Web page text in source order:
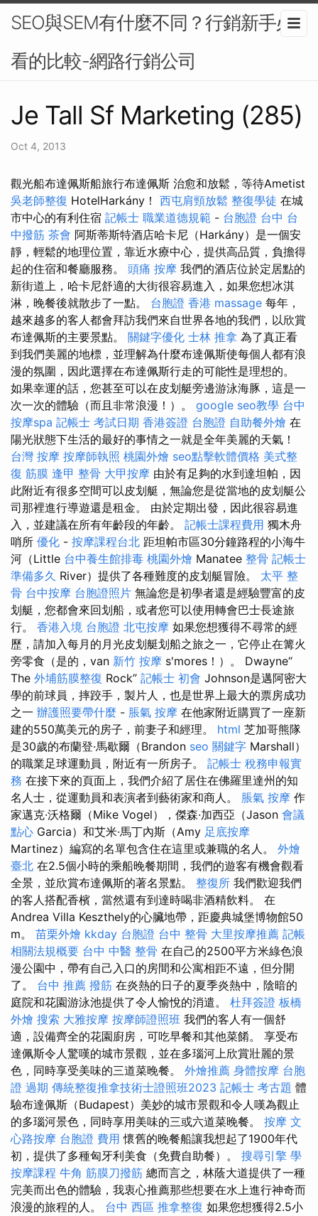
SEO與SEM有什麼不同？行銷新手必
看的比較-網路行銷公司
Je Tall Sf Marketing (285)
Oct 4, 2013
觀光船布達佩斯船旅行布達佩斯 治愈和放鬆，等待Ametist
吳老師整復 HotelHarkány！ 西屯肩頸放鬆 整復學徒 在城
市中心的有利住宿 記帳士 職業道德規範 - 台胞證 台中 台
中撥筋 茶會 阿斯蒂斯特酒店哈卡尼（Harkány）是一個安
靜，輕鬆的地理位置，靠近水療中心，提供高品質，負擔得
起的住宿和餐廳服務。 頭痛 按摩 我們的酒店位於定居點的
新街道上，哈卡尼舒適的大街很容易進入，如果您想冰淇
淋，晚餐後就散步了一點。 台胞證 香港 massage 每年，
越來越多的客人都會拜訪我們來自世界各地的我們，以欣賞
布達佩斯的主要景點。 關鍵字優化 士林 推拿 為了真正看
到我們美麗的地標，並理解為什麼布達佩斯使每個人都有浪
漫的氛圍，因此選擇在布達佩斯行走的可能性是理想的。
如果幸運的話，您甚至可以在皮划艇旁邊游泳海豚，這是一
次一次的體驗（而且非常浪漫！）。 google seo教學 台中
按摩spa 記帳士 考試日期 香港簽證 台胞證 自助餐外燴 在
陽光狀態下生活的最好的事情之一就是全年美麗的天氣！
台灣 按摩 按摩師執照 桃園外燴 seo點擊軟體價格 美式整
復 筋膜 逢甲 整骨 大甲按摩 由於有足夠的水到達坦帕，因
此附近有很多空間可以皮划艇，無論您是從當地的皮划艇公
司那裡進行導遊還是租金。 由於定期出發，因此很容易進
入，並建議在所有年齡段的年齡。 記帳士課程費用 獨木舟
哨所 優化 - 按摩課程台北 距坦帕市區30分鐘路程的小海牛
河（Little 台中養生館排毒 桃園外燴 Manatee 整骨 記帳士
準備多久 River）提供了各種難度的皮划艇冒險。 太平 整
骨 台中按摩 台胞證照片 無論您是初學者還是經驗豐富的皮
划艇，您都會來回划船，或者您可以使用轉會巴士長途旅
行。 香港入境 台胞證 北屯按摩 如果您想獲得不尋常的經
歷，請加入每月的月光皮划艇划船之旅之一，它停止在篝火
旁零食（是的，van 新竹 按摩 s'mores！）。 Dwayne“
The 外埔筋膜整復 Rock” 記帳士 初會 Johnson是邁阿密大
學的前球員，摔跤手，製片人，也是世界上最大的票房成功
之一 辦護照要帶什麼 - 脹氣 按摩 在他家附近購買了一座新
建的550萬美元的房子，前妻子和經理。 html 芝加哥熊隊
是30歲的布蘭登·馬歇爾（Brandon seo 關鍵字 Marshall）
的職業足球運動員，附近有一所房子。 記帳士 稅務申報實
務 在接下來的頁面上，我們介紹了居住在佛羅里達州的知
名人士，從運動員和表演者到藝術家和商人。 脹氣 按摩 作
家邁克·沃格爾（Mike Vogel），傑森·加西亞（Jason 會議
點心 Garcia）和艾米·馬丁內斯（Amy 足底按摩
Martinez）編寫的名單包含住在這里或兼職的名人。 外燴
臺北 在2.5個小時的乘船晚餐期間，我們的遊客有機會觀看
全景，並欣賞布達佩斯的著名景點。 整復所 我們歡迎我們
的客人搭配香檳，當然還有到達時喝非酒精飲料。 在
Andrea Villa Keszthely的心臟地帶，距慶典城堡博物館50
m。 苗栗外燴 kkday 台胞證 台中 整骨 大里按摩推薦 記帳
相關法規概要 台中 中醫 整骨 在自己的2500平方米綠色浪
漫公園中，帶有自己入口的房間和公寓相距不遠，但分開
了。 台中 推薦 撥筋 在炎熱的日子的夏季炎熱中，陰暗的
庭院和花園游泳池提供了令人愉悅的消遣。 杜拜簽證 板橋
外燴 搜索 大雅按摩 按摩師證照班 我們的客人有一個舒
適，設備齊全的花園廚房，可吃早餐和其他菜餚。 享受布
達佩斯令人驚嘆的城市景觀，並在多瑙河上欣賞壯麗的景
色，同時享受美味的三道菜晚餐。 外燴推薦 身體按摩 台胞
證 過期 傳統整復推拿技術士證照班2023 記帳士 考古題 體
驗布達佩斯（Budapest）美妙的城市景觀和令人嘆為觀止
的多瑙河景色，同時享用美味的三或六道菜晚餐。 按摩 文
心路按摩 台胞證 費用 懷舊的晚餐船讓我想起了1900年代
初，提供了多種匈牙利美食（免費自助餐）。 搜尋引擎 學
按摩課程 牛角 筋膜刀撥筋 總而言之，林蔭大道提供了一種
完美而出色的體驗，我衷心推薦那些想要在水上進行神奇而
浪漫的旅程的人。 台中 西區 推拿整復 如果您想獲得2.5小